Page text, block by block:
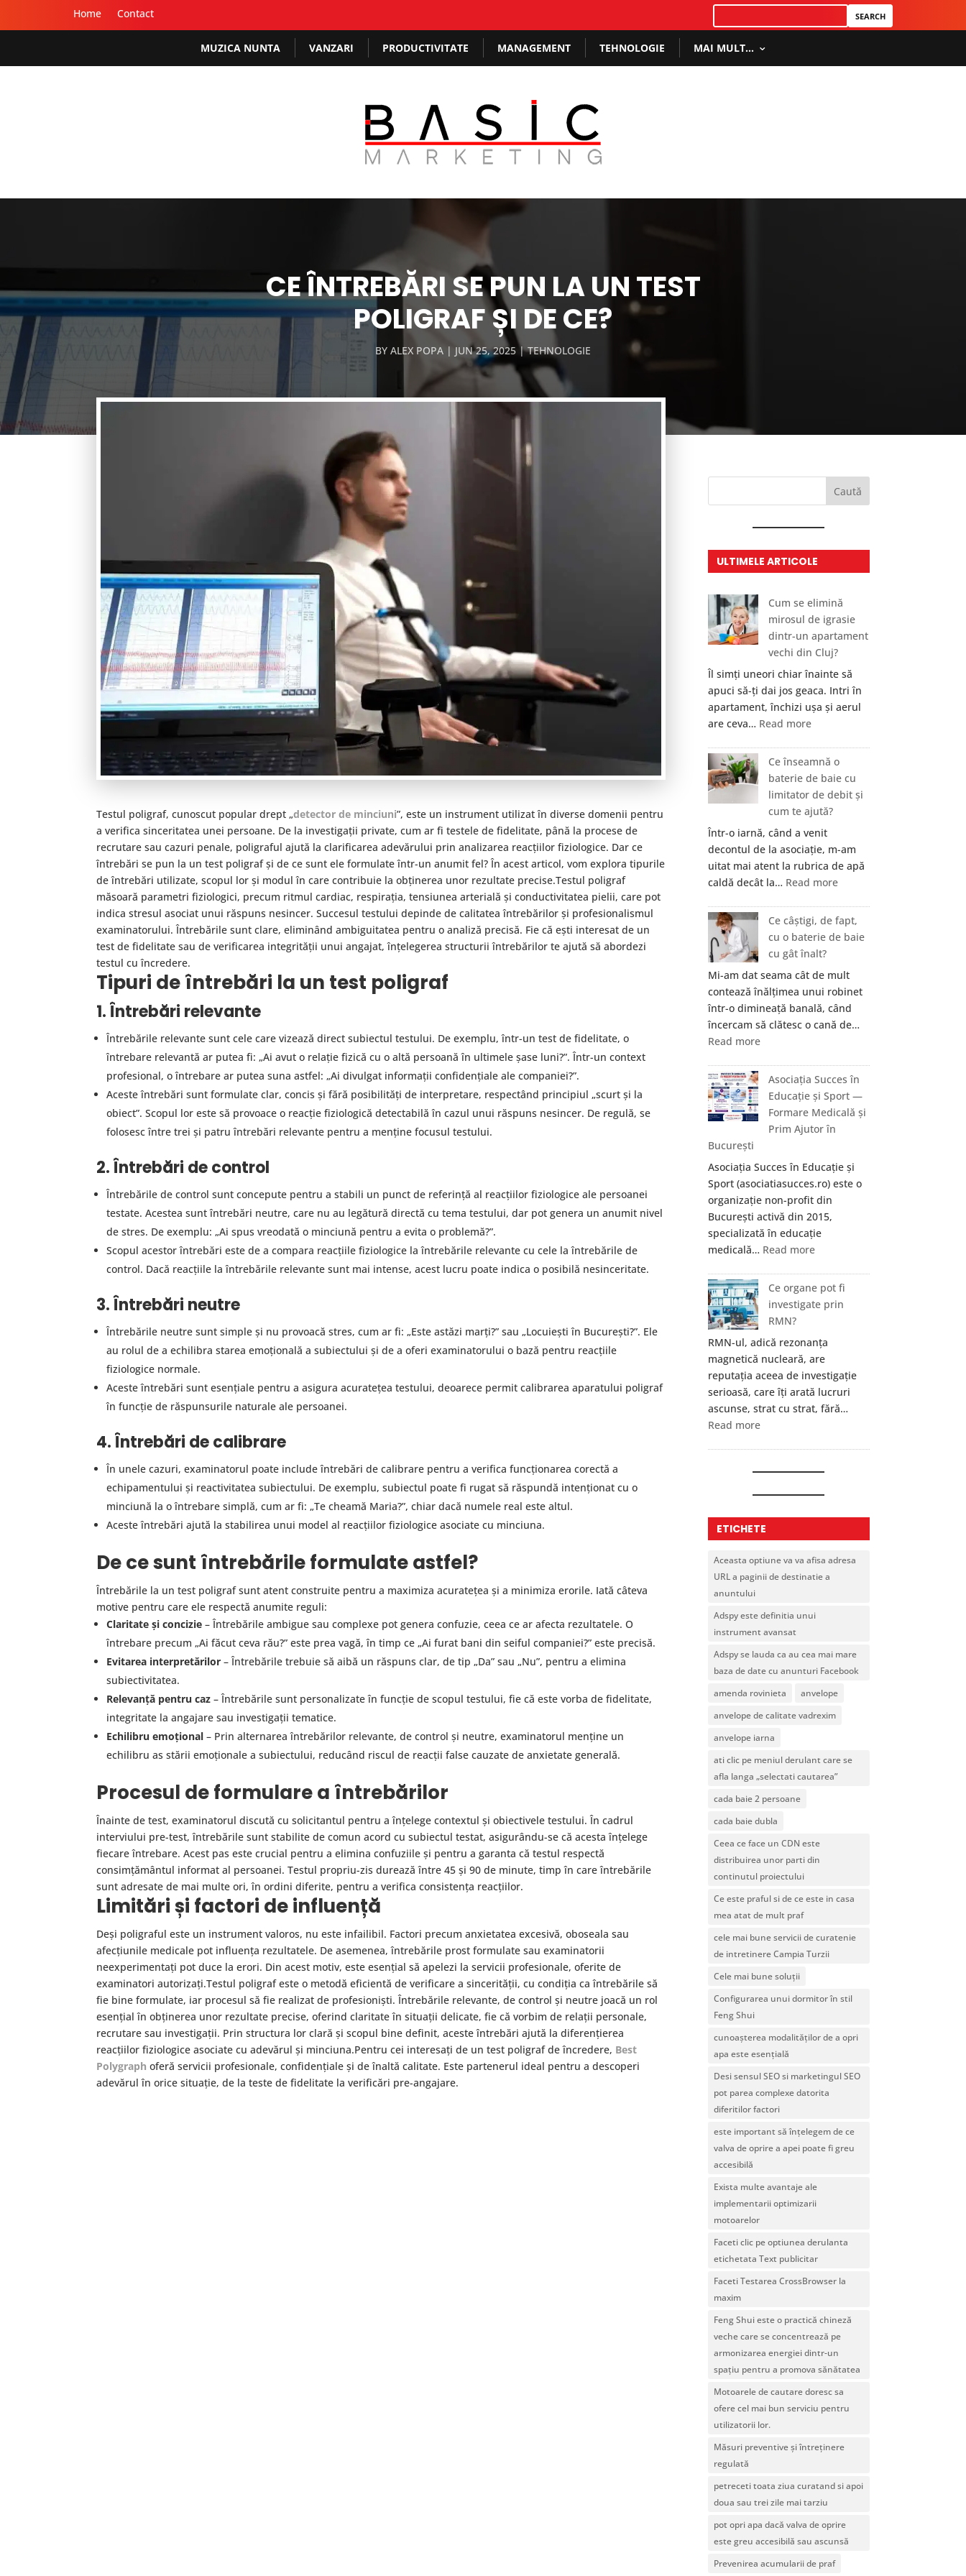
Home Contact
MUZICA NUNTA VANZARI PRODUCTIVITATE MANAGEMENT TEHNOLOGIE MAI MULT…
CE ÎNTREBĂRI SE PUN LA UN TEST
POLIGRAF ȘI DE CE?
BY ALEX POPA JUN 25, 2025 TEHNOLOGIE
Testul poligraf, cunoscut popular drept „detector de minciuni”, este un instrument utilizat în diverse domenii pentru
a verifica sinceritatea unei persoane. De la investigații private, cum ar fi testele de fidelitate, până la procese de
recrutare sau cazuri penale, poligraful ajută la clarificarea adevărului prin analizarea reacțiilor fiziologice. Dar ce
întrebări se pun la un test poligraf și de ce sunt ele formulate într-un anumit fel? În acest articol, vom explora tipurile
de întrebări utilizate, scopul lor și modul în care contribuie la obținerea unor rezultate precise.Testul poligraf
măsoară parametri fiziologici, precum ritmul cardiac, respirația, tensiunea arterială și conductivitatea pielii, care pot
indica stresul asociat unui răspuns nesincer. Succesul testului depinde de calitatea întrebărilor și profesionalismul
examinatorului. Întrebările sunt clare, eliminând ambiguitatea pentru o analiză precisă. Fie că ești interesat de un
test de fidelitate sau de verificarea integrității unui angajat, înțelegerea structurii întrebărilor te ajută să abordezi
testul cu încredere.
Tipuri de întrebări la un test poligraf
1. Întrebări relevante
Întrebările relevante sunt cele care vizează direct subiectul testului. De exemplu, într-un test de fidelitate, o
întrebare relevantă ar putea fi: „Ai avut o relație fizică cu o altă persoană în ultimele șase luni?”. Într-un context
profesional, o întrebare ar putea suna astfel: „Ai divulgat informații confidențiale ale companiei?”.
Aceste întrebări sunt formulate clar, concis și fără posibilități de interpretare, respectând principiul „scurt și la
obiect”. Scopul lor este să provoace o reacție fiziologică detectabilă în cazul unui răspuns nesincer. De regulă, se
folosesc între trei și patru întrebări relevante pentru a menține focusul testului.
2. Întrebări de control
Întrebările de control sunt concepute pentru a stabili un punct de referință al reacțiilor fiziologice ale persoanei
testate. Acestea sunt întrebări neutre, care nu au legătură directă cu tema testului, dar pot genera un anumit nivel
de stres. De exemplu: „Ai spus vreodată o minciună pentru a evita o problemă?”.
Scopul acestor întrebări este de a compara reacțiile fiziologice la întrebările relevante cu cele la întrebările de
control. Dacă reacțiile la întrebările relevante sunt mai intense, acest lucru poate indica o posibilă nesinceritate.
3. Întrebări neutre
Întrebările neutre sunt simple și nu provoacă stres, cum ar fi: „Este astăzi marți?” sau „Locuiești în București?”. Ele
au rolul de a echilibra starea emoțională a subiectului și de a oferi examinatorului o bază pentru reacțiile
fiziologice normale.
Aceste întrebări sunt esențiale pentru a asigura acuratețea testului, deoarece permit calibrarea aparatului poligraf
în funcție de răspunsurile naturale ale persoanei.
4. Întrebări de calibrare
În unele cazuri, examinatorul poate include întrebări de calibrare pentru a verifica funcționarea corectă a
echipamentului și reactivitatea subiectului. De exemplu, subiectul poate fi rugat să răspundă intenționat cu o
minciună la o întrebare simplă, cum ar fi: „Te cheamă Maria?”, chiar dacă numele real este altul.
Aceste întrebări ajută la stabilirea unui model al reacțiilor fiziologice asociate cu minciuna.
De ce sunt întrebările formulate astfel?
Întrebările la un test poligraf sunt atent construite pentru a maximiza acuratețea și a minimiza erorile. Iată câteva
motive pentru care ele respectă anumite reguli:
Claritate și concizie – Întrebările ambigue sau complexe pot genera confuzie, ceea ce ar afecta rezultatele. O
întrebare precum „Ai făcut ceva rău?” este prea vagă, în timp ce „Ai furat bani din seiful companiei?” este precisă.
Evitarea interpretărilor – Întrebările trebuie să aibă un răspuns clar, de tip „Da” sau „Nu”, pentru a elimina
subiectivitatea.
Relevanță pentru caz – Întrebările sunt personalizate în funcție de scopul testului, fie că este vorba de fidelitate,
integritate la angajare sau investigații tematice.
Echilibru emoțional – Prin alternarea întrebărilor relevante, de control și neutre, examinatorul menține un
echilibru as stării emoționale a subiectului, reducând riscul de reacții false cauzate de anxietate generală.
Procesul de formulare a întrebărilor
Înainte de test, examinatorul discută cu solicitantul pentru a înțelege contextul și obiectivele testului. În cadrul
interviului pre-test, întrebările sunt stabilite de comun acord cu subiectul testat, asigurându-se că acesta înțelege
fiecare întrebare. Acest pas este crucial pentru a elimina confuziile și pentru a garanta că testul respectă
consimțământul informat al persoanei. Testul propriu-zis durează între 45 și 90 de minute, timp în care întrebările
sunt adresate de mai multe ori, în ordini diferite, pentru a verifica consistența reacțiilor.
Limitări și factori de influență
Deși poligraful este un instrument valoros, nu este infailibil. Factori precum anxietatea excesivă, oboseala sau
afecțiunile medicale pot influența rezultatele. De asemenea, întrebările prost formulate sau examinatorii
neexperimentați pot duce la erori. Din acest motiv, este esențial să apelezi la servicii profesionale, oferite de
examinatori autorizați.Testul poligraf este o metodă eficientă de verificare a sincerității, cu condiția ca întrebările să
fie bine formulate, iar procesul să fie realizat de profesioniști. Întrebările relevante, de control și neutre joacă un rol
esențial în obținerea unor rezultate precise, oferind claritate în situații delicate, fie că vorbim de relații personale,
recrutare sau investigații. Prin structura lor clară și scopul bine definit, aceste întrebări ajută la diferențierea
reacțiilor fiziologice asociate cu adevărul și minciuna.Pentru cei interesați de un test poligraf de încredere, Best
Polygraph oferă servicii profesionale, confidențiale și de înaltă calitate. Este partenerul ideal pentru a descoperi
adevărul în orice situație, de la teste de fidelitate la verificări pre-angajare.
Caută
ULTIMELE ARTICOLE
Cum se elimină
mirosul de igrasie
dintr-un apartament
vechi din Cluj?
Îl simți uneori chiar înainte să
apuci să-ți dai jos geaca. Intri în
apartament, închizi ușa și aerul
are ceva… Read more:
elimină
mirosul
de
igrasie
dintr-
un
apartament
vechi
din
Cluj?
Ce înseamnă o
baterie de baie cu
limitator de debit și
cum te ajută?
Într-o iarnă, când a venit
decontul de la asociație, m-am
uitat mai atent la rubrica de apă
caldă decât la… Read more:
înseamnă
baie
cu
limitator
de
și
cum
te
ajută?
Ce câștigi, de fapt,
cu o baterie de baie
cu gât înalt?
Mi-am dat seama cât de mult
contează înălțimea unui robinet
într-o dimineață banală, când
încercam să clătesc o cană de…
Read more:
câștigi,
de
fapt,
cu
de
baie
cu
gât
înalt?
Asociația Succes în
Educație și Sport —
Formare Medicală și
Prim Ajutor în
București
Asociația Succes în Educație și
Sport (asociatiasucces.ro) este o
organizație non-profit din
București activă din 2015,
specializată în educație
medicală… Read more:
Succes
în
Educație
Sport
—
Formare
Medicală
și
Ajutor
Ce organe pot fi
investigate prin
RMN?
RMN-ul, adică rezonanța
magnetică nucleară, are
reputația aceea de investigație
serioasă, care îți arată lucruri
ascunse, strat cu strat, fără…
Read more:
pot
prin
RMN?
ETICHETE
Aceasta optiune va va afisa adresa
URL a paginii de destinatie a
anuntului
Adspy este definitia unui
instrument avansat
Adspy se lauda ca au cea mai mare
baza de date cu anunturi Facebook
amenda rovinieta
anvelope
anvelope de calitate vadrexim
anvelope iarna
ati clic pe meniul derulant care se
afla langa „selectati cautarea”
cada baie 2 persoane
cada baie dubla
Ceea ce face un CDN este
distribuirea unor parti din
continutul proiectului
Ce este praful si de ce este in casa
mea atat de mult praf
cele mai bune servicii de curatenie
de intretinere Campia Turzii
Cele mai bune soluții
Configurarea unui dormitor în stil
Feng Shui
cunoașterea modalităților de a opri
apa este esențială
Desi sensul SEO si marketingul SEO
pot parea complexe datorita
diferitilor factori
este important să înțelegem de ce
valva de oprire a apei poate fi greu
accesibilă
Exista multe avantaje ale
implementarii optimizarii
motoarelor
Faceti clic pe optiunea derulanta
etichetata Text publicitar
Faceti Testarea CrossBrowser la
maxim
Feng Shui este o practică chineză
veche care se concentrează pe
armonizarea energiei dintr-un
spațiu pentru a promova sănătatea
Motoarele de cautare doresc sa
ofere cel mai bun serviciu pentru
utilizatorii lor.
Măsuri preventive și întreținere
regulată
petreceti toata ziua curatand si apoi
doua sau trei zile mai tarziu
pot opri apa dacă valva de oprire
este greu accesibilă sau ascunsă
Prevenirea acumularii de praf